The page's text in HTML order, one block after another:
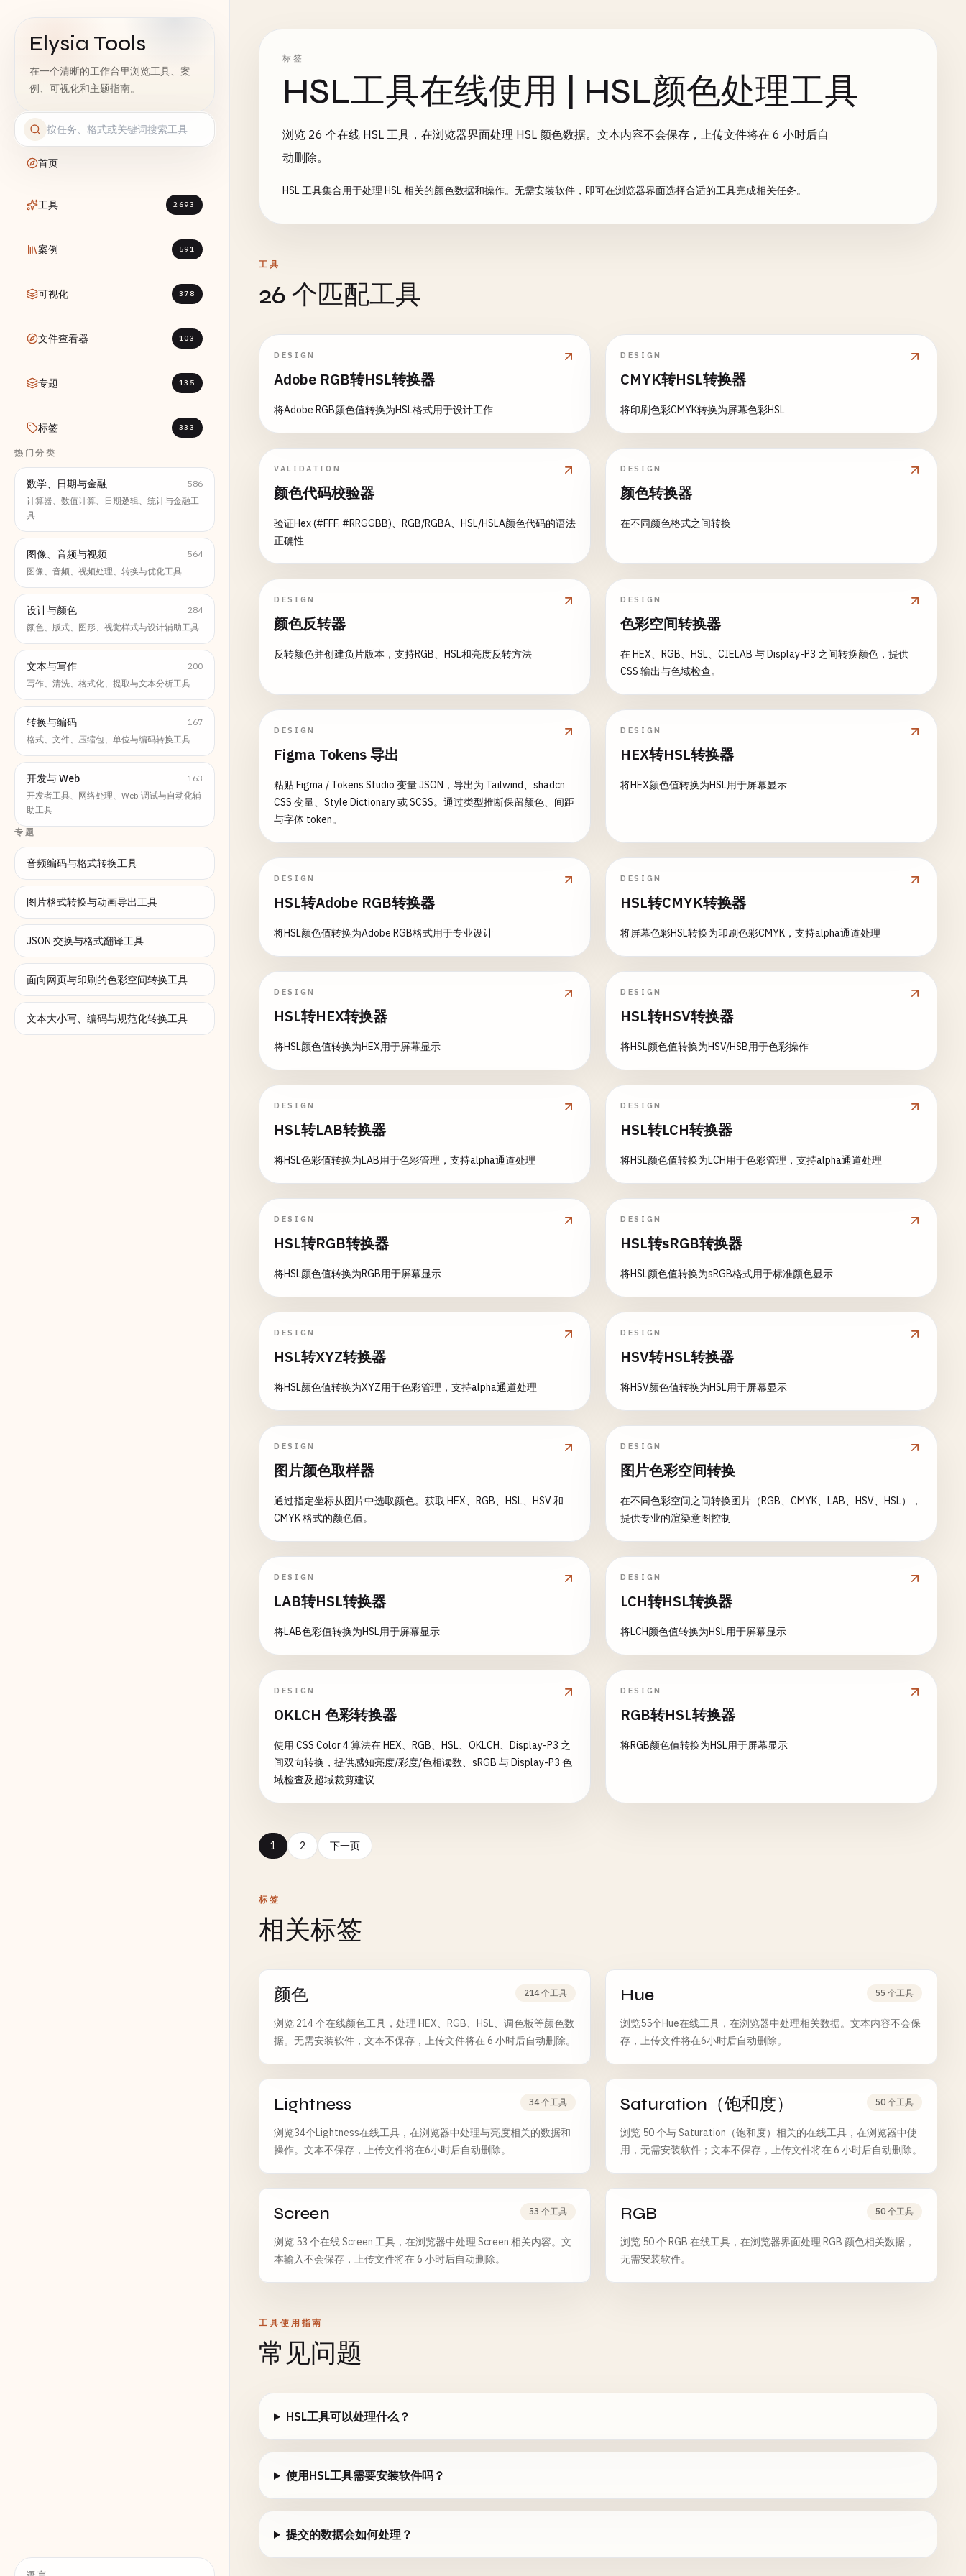
Elysia Tools
在一个清晰的工作台里浏览工具、案
例、可视化和主题指南。
首页
工具 2693
案例 591
可视化 378
文件查看器 103
专题 135
标签 333
热门分类
数学、日期与金融
586
计算器、数值计算、日期逻辑、统计与金融工
具
图像、音频与视频
564
图像、音频、视频处理、转换与优化工具
设计与颜色
284
颜色、版式、图形、视觉样式与设计辅助工具
文本与写作
200
写作、清洗、格式化、提取与文本分析工具
转换与编码
167
格式、文件、压缩包、单位与编码转换工具
开发与 Web
163
开发者工具、网络处理、Web 调试与自动化辅
助工具
专题
音频编码与格式转换工具
图片格式转换与动画导出工具
JSON 交换与格式翻译工具
面向网页与印刷的色彩空间转换工具
文本大小写、编码与规范化转换工具
标签
HSL工具在线使用 | HSL颜色处理工具
浏览 26 个在线 HSL 工具，在浏览器界面处理 HSL 颜色数据。文本内容不会保存，上传文件将在 6 小时后自
动删除。
HSL 工具集合用于处理 HSL 相关的颜色数据和操作。无需安装软件，即可在浏览器界面选择合适的工具完成相关任务。
工具
26 个匹配工具
DESIGN
Adobe RGB转HSL转换器
将Adobe RGB颜色值转换为HSL格式用于设计工作
DESIGN
CMYK转HSL转换器
将印刷色彩CMYK转换为屏幕色彩HSL
VALIDATION
颜色代码校验器
验证Hex (#FFF, #RRGGBB)、RGB/RGBA、HSL/HSLA颜色代码的语法
正确性
DESIGN
颜色转换器
在不同颜色格式之间转换
DESIGN
颜色反转器
反转颜色并创建负片版本，支持RGB、HSL和亮度反转方法
DESIGN
色彩空间转换器
在 HEX、RGB、HSL、CIELAB 与 Display-P3 之间转换颜色，提供
CSS 输出与色域检查。
DESIGN
Figma Tokens 导出
粘贴 Figma / Tokens Studio 变量 JSON，导出为 Tailwind、shadcn
CSS 变量、Style Dictionary 或 SCSS。通过类型推断保留颜色、间距
与字体 token。
DESIGN
HEX转HSL转换器
将HEX颜色值转换为HSL用于屏幕显示
DESIGN
HSL转Adobe RGB转换器
将HSL颜色值转换为Adobe RGB格式用于专业设计
DESIGN
HSL转CMYK转换器
将屏幕色彩HSL转换为印刷色彩CMYK，支持alpha通道处理
DESIGN
HSL转HEX转换器
将HSL颜色值转换为HEX用于屏幕显示
DESIGN
HSL转HSV转换器
将HSL颜色值转换为HSV/HSB用于色彩操作
DESIGN
HSL转LAB转换器
将HSL色彩值转换为LAB用于色彩管理，支持alpha通道处理
DESIGN
HSL转LCH转换器
将HSL颜色值转换为LCH用于色彩管理，支持alpha通道处理
DESIGN
HSL转RGB转换器
将HSL颜色值转换为RGB用于屏幕显示
DESIGN
HSL转sRGB转换器
将HSL颜色值转换为sRGB格式用于标准颜色显示
DESIGN
HSL转XYZ转换器
将HSL颜色值转换为XYZ用于色彩管理，支持alpha通道处理
DESIGN
HSV转HSL转换器
将HSV颜色值转换为HSL用于屏幕显示
DESIGN
图片颜色取样器
通过指定坐标从图片中选取颜色。获取 HEX、RGB、HSL、HSV 和
CMYK 格式的颜色值。
DESIGN
图片色彩空间转换
在不同色彩空间之间转换图片（RGB、CMYK、LAB、HSV、HSL），
提供专业的渲染意图控制
DESIGN
LAB转HSL转换器
将LAB色彩值转换为HSL用于屏幕显示
DESIGN
LCH转HSL转换器
将LCH颜色值转换为HSL用于屏幕显示
DESIGN
OKLCH 色彩转换器
使用 CSS Color 4 算法在 HEX、RGB、HSL、OKLCH、Display-P3 之
间双向转换，提供感知亮度/彩度/色相读数、sRGB 与 Display-P3 色
域检查及超域裁剪建议
DESIGN
RGB转HSL转换器
将RGB颜色值转换为HSL用于屏幕显示
1 2 下一页
标签
相关标签
颜色 214 个工具
浏览 214 个在线颜色工具，处理 HEX、RGB、HSL、调色板等颜色数
据。无需安装软件，文本不保存，上传文件将在 6 小时后自动删除。
Hue 55 个工具
浏览55个Hue在线工具，在浏览器中处理相关数据。文本内容不会保
存，上传文件将在6小时后自动删除。
Lightness 34 个工具
浏览34个Lightness在线工具，在浏览器中处理与亮度相关的数据和
操作。文本不保存，上传文件将在6小时后自动删除。
Saturation（饱和度） 50 个工具
浏览 50 个与 Saturation（饱和度）相关的在线工具，在浏览器中使
用，无需安装软件；文本不保存，上传文件将在 6 小时后自动删除。
Screen 53 个工具
浏览 53 个在线 Screen 工具，在浏览器中处理 Screen 相关内容。文
本输入不会保存，上传文件将在 6 小时后自动删除。
RGB 50 个工具
浏览 50 个 RGB 在线工具，在浏览器界面处理 RGB 颜色相关数据，
无需安装软件。
工具使用指南
常见问题
HSL工具可以处理什么？
使用HSL工具需要安装软件吗？
提交的数据会如何处理？